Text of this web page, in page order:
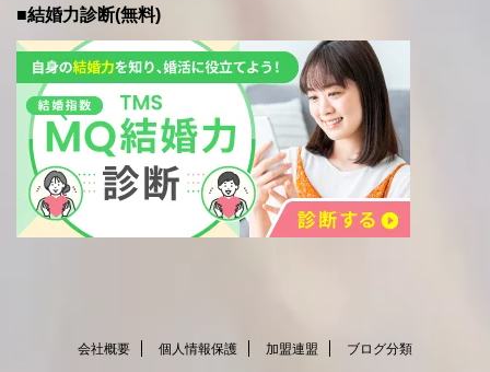
■結婚力診断(無料)
会社概要 個人情報保護 加盟連盟 ブログ分類